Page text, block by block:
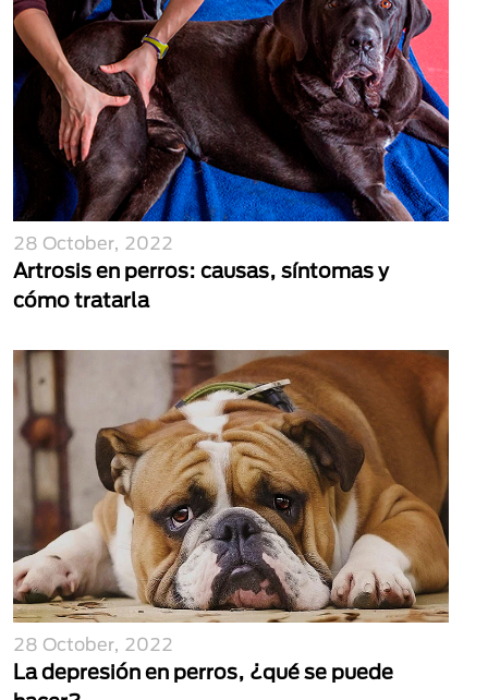
28 October, 2022
Artrosis en perros: causas, síntomas y
cómo tratarla
28 October, 2022
La depresión en perros, ¿qué se puede